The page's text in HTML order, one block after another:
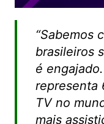
“Sabemos
brasileiros
é
representa
TV no
mais